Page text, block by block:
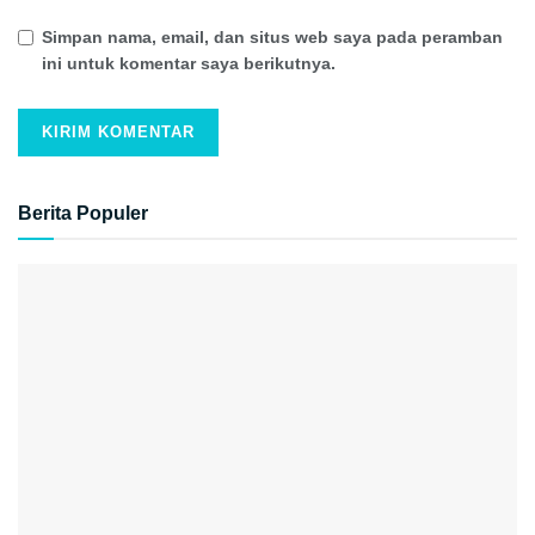
Simpan nama, email, dan situs web saya pada peramban
ini untuk komentar saya berikutnya.
Berita Populer